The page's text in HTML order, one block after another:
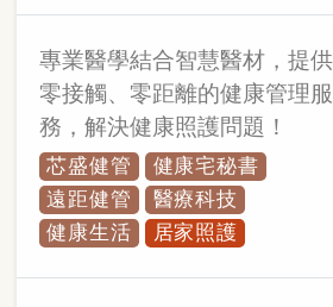
專業醫學結合智慧醫材，提供
零接觸、零距離的健康管理服
務，解決健康照護問題！
芯盛健管
健康宅秘書
遠距健管
醫療科技
健康生活
居家照護